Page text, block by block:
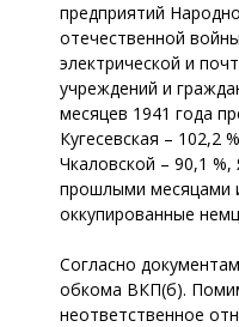
предприятий
отечественной
электрической и
учреждений и
месяцев 1941 года
Кугесевская – 102,2
Чкаловской – 90,1
прошлыми месяцами
оккупированные
Согласно
обкома ВКП(б).
неответственное